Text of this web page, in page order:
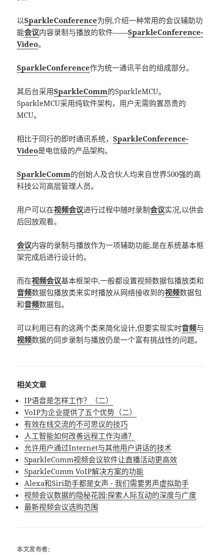
以SparkleConference为例,介绍一种常用的会议辅助功
能会议内容录制与播放的软件——SparkleConference-
Video。
SparkleConference作为统一通讯平台的组成部分。
其后台采用SparkleComm的SparkleMCU。
SparkleMCU采用纯软件架构，用户无需购置昂贵的
MCU。
相比于同行的即时通讯系统，SparkleConference-
Video是电信级的产品架构。
SparkleComm的创始人及合伙人均来自世界500强的高
科技公司高层管理人员。
用户可以在视频会议进行过程中随时录制会议实况,以供会
后回放观看。
会议内容的录制与播放作为一项辅助功能,是在系统基本框
架完成后进行设计的。
而在视频会议基本框架中,一般都设置视频数据包播放类和
音频数据包播放类来实时播放从网络接收到的视频数据包
和音频数据包。
可以利用已有的这两个类来简化设计,但要实现实时音频与
视频数据的同步录制与播放仍是一个富有挑战性的问题。
相关文章
IP语音是怎样工作？（二）
VoIP为企业提供了五个优势（二）
有效在线交流的不可思议的技巧
人工智能如何改善远程工作沟通？
允许用户通过Internet与其他用户讲话的技术
SparkleComm视频会议软件让直播活动更高效
SparkleComm VoIP解决方案的功能
Alexa和Siri助手都是女声 - 我们需要男声虚拟助手
视频会议数据的隐秘花园:探索人际互动的深度与广度
最新视频会议选购范围
本文发布者: